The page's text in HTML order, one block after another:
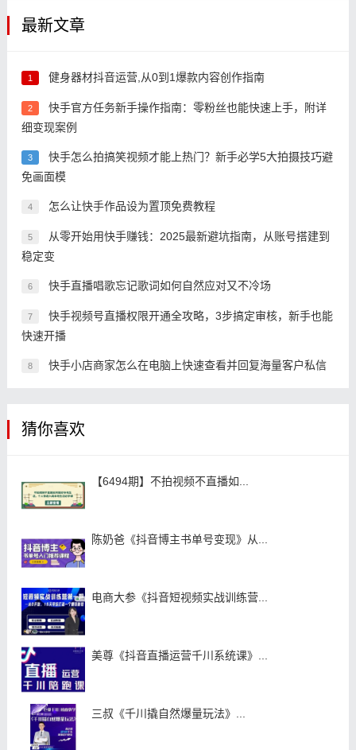
最新文章
1 健身器材抖音运营,从0到1爆款内容创作指南
2
快手官方任务新手操作指南：零粉丝也能快速上手，附详
细变现案例
3
快手怎么拍搞笑视频才能上热门？新手必学5大拍摄技巧避
免画面模
4 怎么让快手作品设为置顶免费教程
5
从零开始用快手赚钱：2025最新避坑指南，从账号搭建到
稳定变
6 快手直播唱歌忘记歌词如何自然应对又不冷场
7
快手视频号直播权限开通全攻略，3步搞定审核，新手也能
快速开播
8 快手小店商家怎么在电脑上快速查看并回复海量客户私信
猜你喜欢
【6494期】不拍视频不直播如...
陈奶爸《抖音博主书单号变现》从...
电商大参《抖音短视频实战训练营...
美尊《抖音直播运营千川系统课》...
三叔《千川撬自然爆量玩法》...